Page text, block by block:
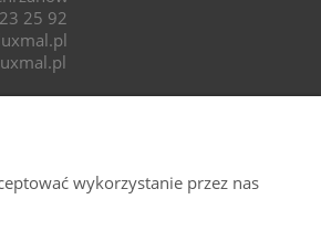
25 92
8.00 – 16:00wykorzystanie przez nas